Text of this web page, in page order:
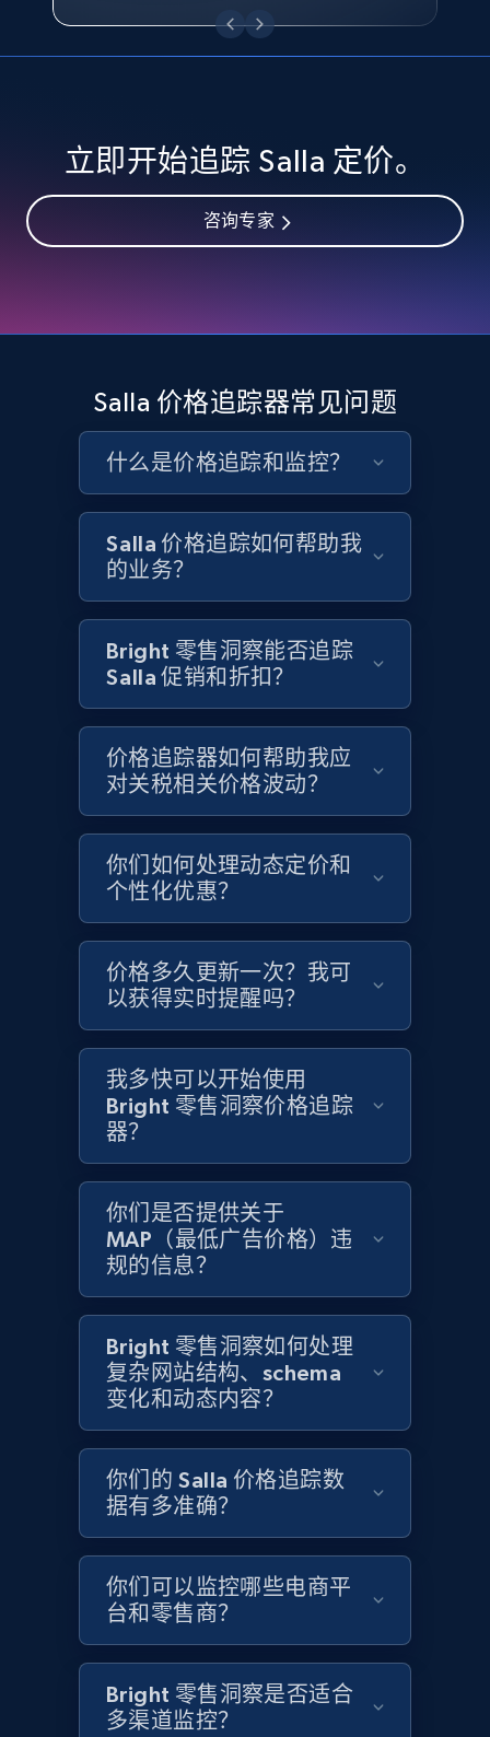
URL, Product id, Title, Seller name, Seller rating,
Seller reviews, Breadcrumbs, Root category, and
359+ 立即开始
Google Shopping
more.
2.4K+ 200+ 立即开始
Google Shopping - collects products from
web using keywords
URL, Product id, Title, Product description,
Rating, Reviews count, Images, Variations, and
more.
200+ 立即开始
Home Depot US
URL, Domain, Country code, Model number,
Sku, Product id, Product name, Manufacturer,
and more.
Home Depot US - Gather data on products
using specified keywords
URL, Domain, Country code, Model number,
Sku, Product id, Product name, Manufacturer,
and more.
Home Depot US - Discover products by
specified URL
URL, Domain, Country code, Model number,
Sku, Product id, Product name, Manufacturer,
and more.
2.1K+ 立即开始
Home Depot US - Discover products by
specified UPC
立即开始追踪 Salla 定价。
咨询专家
Salla 价格追踪器常见问题
什么是价格追踪和监控？
Salla 价格追踪如何帮助我
的业务？
Bright 零售洞察能否追踪
Salla 促销和折扣？
价格追踪器如何帮助我应
对关税相关价格波动？
你们如何处理动态定价和
个性化优惠？
价格多久更新一次？我可
以获得实时提醒吗？
我多快可以开始使用
Bright 零售洞察价格追踪
器？
你们是否提供关于
MAP（最低广告价格）违
规的信息？
Bright 零售洞察如何处理
复杂网站结构、schema
变化和动态内容？
你们的 Salla 价格追踪数
据有多准确？
你们可以监控哪些电商平
台和零售商？
Bright 零售洞察是否适合
多渠道监控？